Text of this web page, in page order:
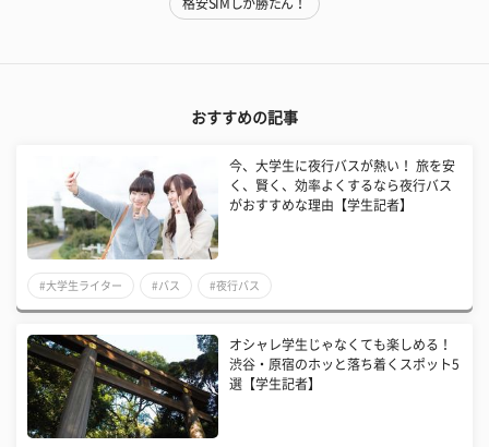
格安SIMしか勝たん！
おすすめの記事
今、大学生に夜行バスが熱い！ 旅を安
く、賢く、効率よくするなら夜行バス
がおすすめな理由【学生記者】
#大学生ライター #バス #夜行バス
オシャレ学生じゃなくても楽しめる！
渋谷・原宿のホッと落ち着くスポット5
選【学生記者】